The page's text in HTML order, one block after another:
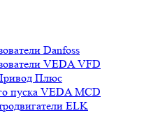
Danfoss
VEDA VFD
Плюс
пуска VEDA MCD
ELK